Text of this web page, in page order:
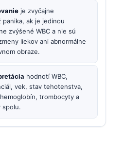
je zvyčajne
ak je jedinou
zvýšené WBC a nie sú
liekov ani abnormálne
obraze.
hodnotí WBC,
vek, stav tehotenstva,
trombocyty a
spolu.